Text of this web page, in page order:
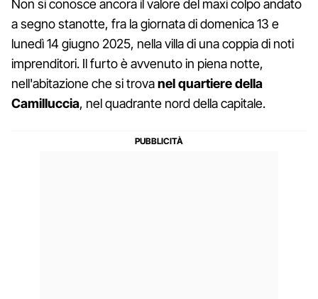
Non si conosce ancora il valore del maxi colpo andato
a segno stanotte, fra la giornata di domenica 13 e
lunedì 14 giugno 2025, nella villa di una coppia di noti
imprenditori. Il furto è avvenuto in piena notte,
nell'abitazione che si trovanel quartiere della
Camilluccia, nel quadrante nord della capitale.